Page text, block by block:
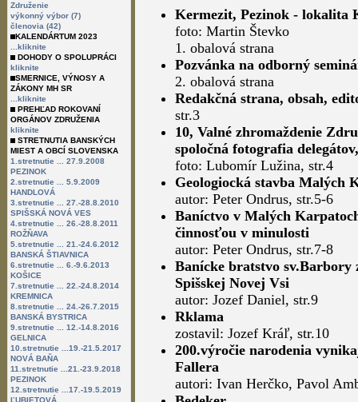
Združenie
výkonný výbor (7)
členovia (42)
KALENDÁRTUM 2023
...kliknite
DOHODY O SPOLUPRÁCI
kliknite
SMERNICE, VÝNOSY A
ZÁKONY MH SR
...kliknite
PREHĽAD ROKOVANÍ
ORGÁNOV ZDRUŽENIA
kliknite
STRETNUTIA BANSKÝCH
MIEST A OBCÍ SLOVENSKA
1.stretnutie ... 27.9.2008
PEZINOK
2.stretnutie ... 5.9.2009
HANDLOVÁ
3.stretnutie ... 27.-28.8.2010
SPIŠSKÁ NOVÁ VES
4.stretnutie ... 26.-28.8.2011
ROŽŇAVA
5.stretnutie ... 21.-24.6.2012
BANSKÁ ŠTIAVNICA
6.stretnutie ... 6.-9.6.2013
KOŠICE
7.stretnutie ... 22.-24.8.2014
KREMNICA
8.stretnutie ... 24.-26.7.2015
BANSKÁ BYSTRICA
9.stretnutie ... 12.-14.8.2016
GELNICA
10.stretnutie ...19.-21.5.2017
NOVÁ BAŇA
11.stretnutie ...21.-23.9.2018
PEZINOK
12.stretnutie ...17.-19.5.2019
ĽUBIETOVÁ
Kermezit, Pezinok - lokalita
foto: Martin Števko
1. obalová strana
Pozvánka na odborný
2. obalová strana
Redakčná strana, obsah,
str.3
10, Valné zhromaždenie
spoločná fotografia
foto: Lubomír Lužina, str.4
Geologiocká stavba Malých
autor: Peter Ondrus, str.5-6
Baníctvo v Malých
činnosťou v minulosti
autor: Peter Ondrus, str.7-8
Banícke bratstvo sv.Barbory
Spišskej Novej Vsi
autor: Jozef Daniel, str.9
Rklama
zostavil: Jozef Kráľ, str.10
200.výročie narodenia
Fallera
autori: Ivan Herčko, Pavol